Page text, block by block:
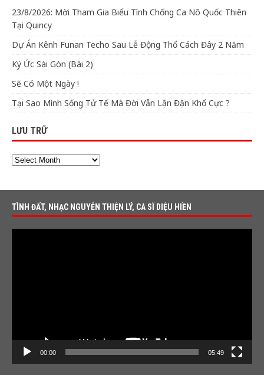
23/8/2026: Mời Tham Gia Biểu Tình Chống Ca Nô Quốc Thiên
Tại Quincy
Dự Án Kênh Funan Techo Sau Lễ Động Thổ Cách Đây 2 Năm
Ký Ức Sài Gòn (Bài 2)
Sẽ Có Một Ngày !
Tại Sao Mình Sống Tử Tế Mà Đời Vẫn Lận Đận Khổ Cực ?
LƯU TRỮ
TÌNH ĐẤT, NHẠC NGUYỄN THIỆN LÝ, CA SĨ DIỆU HIỀN
00:00 05:49